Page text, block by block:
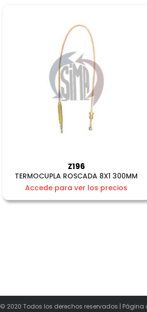
Z196
TERMOCUPLA ROSCADA 8X1 300MM
Accede para ver los precios
© 2020 Todos los derechos reservados |